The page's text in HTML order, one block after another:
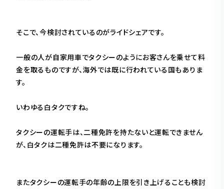
そこで、今検討されているのがライドシェアです。
一般の人が自家用車でタクシーのようにお客さんを乗せて料
金を取るものですが、海外では既に行われている国もありま
す。
いわゆる白タクですね。
タクシーの運転手は、二種免許を持たないと運転できません
が、白タクは二種免許は不要になります。
またタクシーの運転手の年齢の上限を引き上げることも検討